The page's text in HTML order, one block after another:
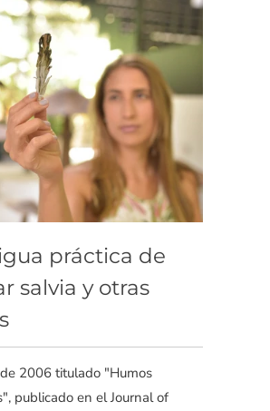
práctica de
salvia y otras
2006 titulado "Humos
publicado en el Journal of